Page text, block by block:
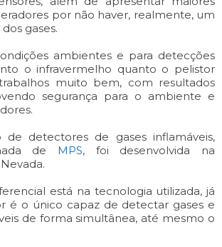
por não haver, realmente, um
gases.
ambientes e para detecções
o infravermelho quanto o pelistor
muito bem, com resultados
segurança para o ambiente e
de detectores de gases inflamáveis,
de MPS, foi desenvolvida na
está na tecnologia utilizada, já
é o único capaz de detectar gases e
de forma simultânea, até mesmo o